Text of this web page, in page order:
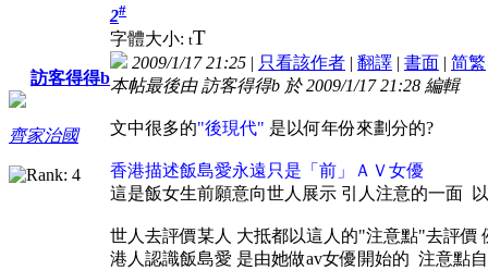
訪客得得b
齊家治國
2#
字體大小: tT
2009/1/17 21:25 | 只看該作者 | 翻譯 | 書面 | 简繁
本帖最後由 訪客得得b 於 2009/1/17 21:28 編輯
文中很多的"後現代" 是以何年份來劃分的?
香港描述飯島愛永遠只是「前」ＡＶ女優
這是飯女生前願意向世人展示 引人注意的一面
世人去評價某人 大抵都以這人的"注意點"去評
港人認識飯島愛 是由她做av女優開始的 注意點